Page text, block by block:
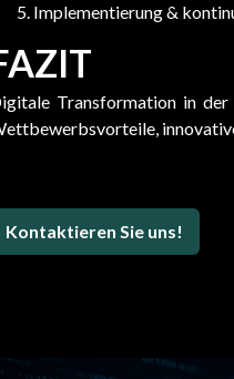
Implementierung &
Transformation in
Kontaktieren Sie uns!